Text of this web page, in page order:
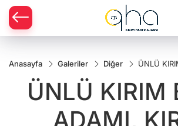
Anasayfa Galeriler Diğer
ÜNLÜ
KIRIM
VE
KIRIM
ÜNLÜ KIRIM
ADAMI,